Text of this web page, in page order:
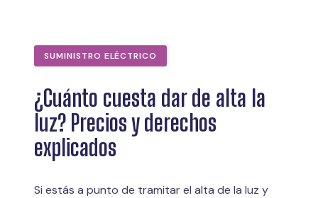
SUMINISTRO ELÉCTRICO
¿Cuánto cuesta dar de alta la
luz? Precios y derechos
explicados
Si estás a punto de tramitar el alta de la luz y